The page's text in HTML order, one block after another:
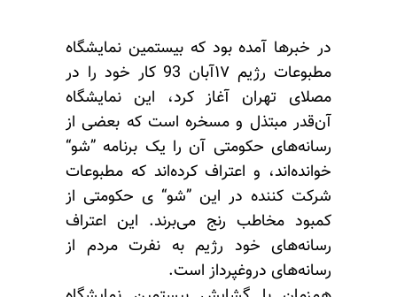
در خبرها آمده بود که بیستمین نمایشگاه
مطبوعات رژیم ۱۷آبان 93 کار خود را در
مصلای تهران آغاز کرد، این نمایشگاه
آن‌قدر مبتذل و مسخره است که بعضی از
رسانه‌های حکومتی آن را یک برنامه ”شو“
خوانده‌اند، و اعتراف کرده‌اند که مطبوعات
شرکت کننده در این ”شو“ ی حکومتی از
کمبود مخاطب رنج می‌برند. این اعتراف
رسانه‌های خود رژیم به نفرت مردم از
رسانه‌های دروغپرداز است.